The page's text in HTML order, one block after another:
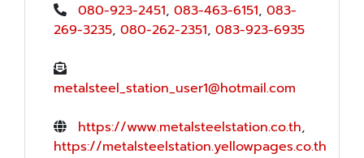
080-923-2451, 083-463-6151, 083-
269-3235, 080-262-2351, 083-923-6935
metalsteel_station_user1@hotmail.com
https://www.metalsteelstation.co.th,
https://metalsteelstation.yellowpages.co.th